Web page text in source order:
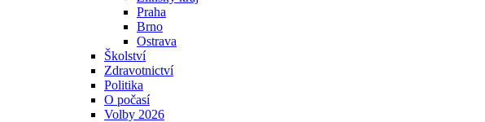
Praha
Brno
Ostrava
Školství
Zdravotnictví
Politika
O počasí
Volby 2026